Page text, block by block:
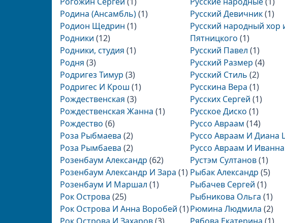
Родина (Ансамбль)(1)
Родион Щедрин (1)
Родники (12)
Родники, студия (1)
Родня (3)
Родригез Тимур (3)
Родригес И Крош (1)
Рождественская (3)
Рождественская Жанна (1)
Рождество (6)
Роза Рыбмаева (2)
Роза Рымбаева (2)
Розенбаум Александр (62)
Розенбаум Александр И Зара (1)
Розенбаум И Маршал (1)
Рок Острова (25)
Рок Острова И Анна Воробей (1)
Русский Девичник(1)
Русский народный хор
Пятницкого (1)
Русский Павел (1)
Русский Размер (4)
Русский Стиль (2)
Русскина Вера (1)
Русских Сергей (1)
Русское Диско (1)
Руссо Авраам (14)
Руссо Авраам И Диана
Руссо Авраам И Иванна
Рустэм Султанов(1)
Рыбак Александр (5)
Рыбачев Сергей (1)
Рыбникова Ольга (1)
Рюмина Людмила (2)